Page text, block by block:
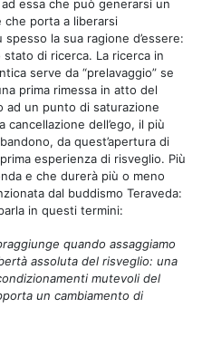
essa che può generarsi un
che porta a liberarsi
la sua ragione d’essere:
di ricerca. La ricerca in
serve da “prelavaggio” se
prima rimessa in atto del
ad un punto di saturazione
dell’ego, il più
da quest’apertura di
esperienza di risveglio. Più
e che durerà più o meno
dal buddismo Teraveda:
in questi termini:
quando assaggiamo
assoluta del risveglio: una
mutevoli del
un cambiamento di